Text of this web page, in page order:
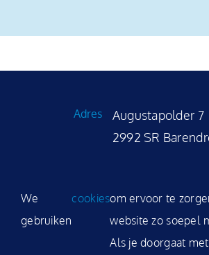
Adres
Augustapolder 7
2992 SR
Email
sales@modality.nl
We
gebruiken
cookiesom ervoor te
website zo soepel
Als je doorgaat